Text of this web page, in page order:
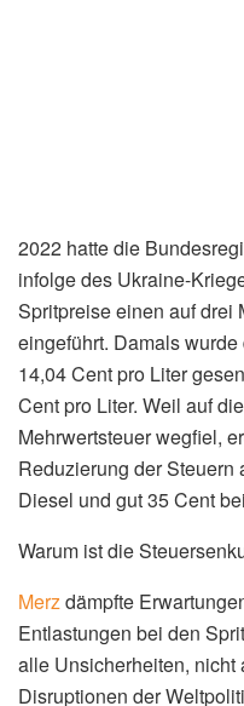
2022 hatte die
infolge des Ukraine-
Spritpreise einen auf drei
eingeführt. Damals
14,04 Cent pro Liter
Cent pro Liter. Weil auf
Mehrwertsteuer wegfiel,
Reduzierung der Steuern
Diesel und gut 35 Cent
Warum ist die
Merzdämpfte
Entlastungen bei den
alle Unsicherheiten,
Disruptionen der